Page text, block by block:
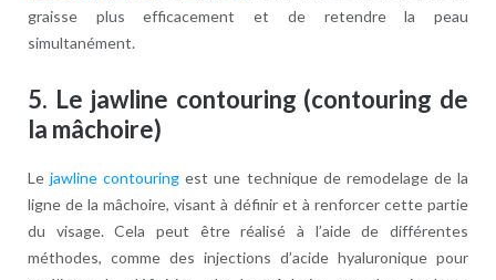
graisse plus efficacement et de retendre la peau
simultanément.
5. Le jawline contouring (contouring de
la mâchoire)
Lejawline contouring est une technique de remodelage de la
ligne de la mâchoire, visant à définir et à renforcer cette partie
du visage. Cela peut être réalisé à l’aide de différentes
méthodes, comme des injections d’acide hyaluronique pour